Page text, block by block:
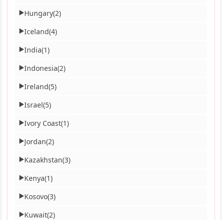
▶Hungary(2)
▶Iceland(4)
▶India(1)
▶Indonesia(2)
▶Ireland(5)
▶Israel(5)
▶Ivory Coast(1)
▶Jordan(2)
▶Kazakhstan(3)
▶Kenya(1)
▶Kosovo(3)
▶Kuwait(2)